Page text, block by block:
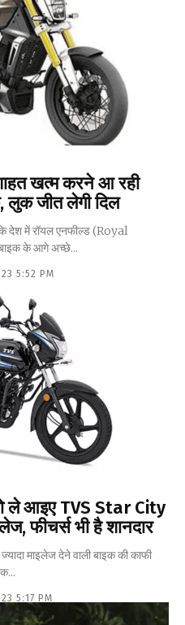
खत्म करने आ रही
लुक जीत लेगी दिल
देश में रॉयल एनफील्ड (Royal
के आगे अच्छे...
5:52 PM
ले आइए TVS Star City
फीचर्स भी है शानदार
माइलेज देने वाली बाइक की काफी
5:17 PM